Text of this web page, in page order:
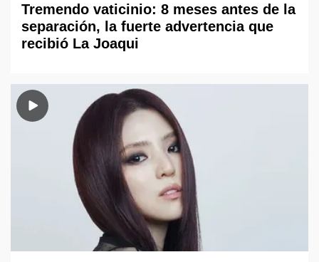
Tremendo vaticinio: 8 meses antes de la
separación, la fuerte advertencia que
recibió La Joaqui